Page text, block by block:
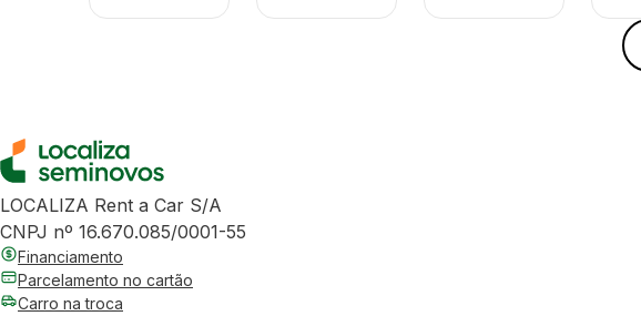
LOCALIZA Rent a Car S/A
CNPJ nº 16.670.085/0001-55
Financiamento
Parcelamento no cartão
Carro na troca